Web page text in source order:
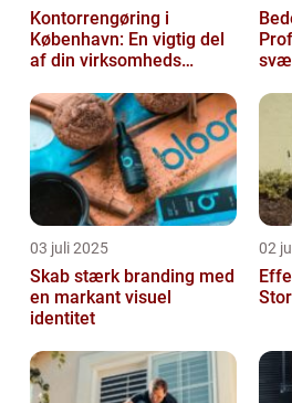
Kontorrengøring i
København: En vigtig del
af din virksomheds
03 juli 2025
Skab stærk branding med
en markant visuel
identitet
02